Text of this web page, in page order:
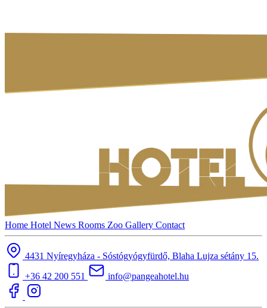
Home Hotel News Rooms Zoo Gallery Contact
4431 Nyíregyháza - Sóstógyógyfürdő, Blaha Lujza sétány 15.
+36 42 200 551
info@pangeahotel.hu